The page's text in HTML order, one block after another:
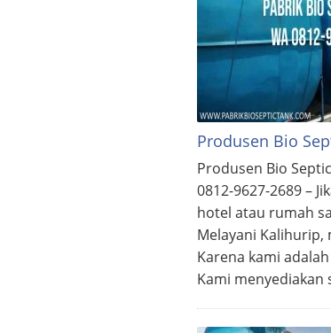
Produsen Bio
Produsen Bio
0812-9627-2689 –
hotel atau rumah
Melayani
Karena kami
Kami menyediakan